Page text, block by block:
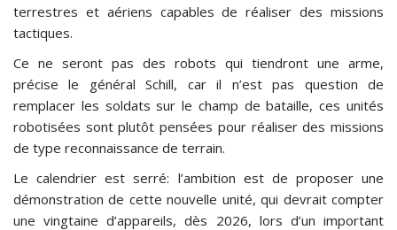
terrestres et aériens capables de réaliser des missions
tactiques.
Ce ne seront pas des robots qui tiendront une arme,
précise le général Schill, car il n’est pas question de
remplacer les soldats sur le champ de bataille, ces unités
robotisées sont plutôt pensées pour réaliser des missions
de type reconnaissance de terrain.
Le calendrier est serré: l’ambition est de proposer une
démonstration de cette nouvelle unité, qui devrait compter
une vingtaine d’appareils, dès 2026, lors d’un important